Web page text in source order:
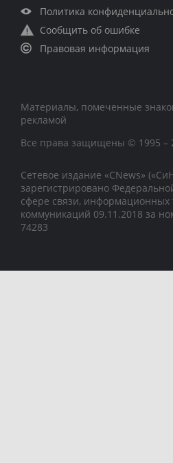
Политика
Сообщить об ошибке
Правовая информация
Материалы, помеченные
рекламой
Все права защищены © 1995 –
Сетевое издание «CNews»
зарегистрировано
сфере связи, информационных
коммуникаций 09.11.2018 за
74283